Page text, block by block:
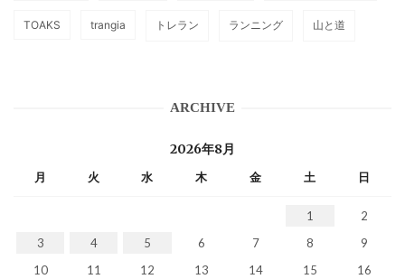
TOAKS trangia トレラン ランニング 山と道
ARCHIVE
2026年8月
月 火 水 木 金 土 日
1
2
3
4 5 6 7 8
9
10
11 12 13 14 15
16